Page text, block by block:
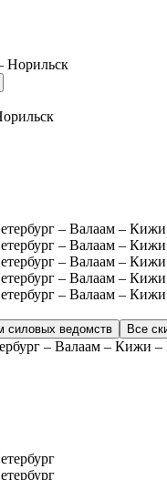
силовых ведомств Все
– Валаам – Кижи –